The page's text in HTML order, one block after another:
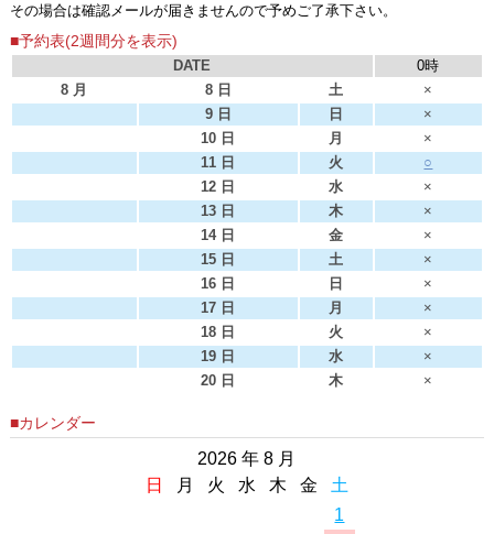
その場合は確認メールが届きませんので予めご了承下さい。
■予約表(2週間分を表示)
DATE
0時
8 月
8 日 土
×
9 日
日
×
10 日
月
×
11 日
火
○
12 日
水
×
13 日
木
×
14 日
金
×
15 日
土
×
16 日
日
×
17 日
月
×
18 日
火
×
19 日
水
×
20 日
木 ×
■カレンダー
2026 年 8 月
日
月 火 水 木 金
土
1